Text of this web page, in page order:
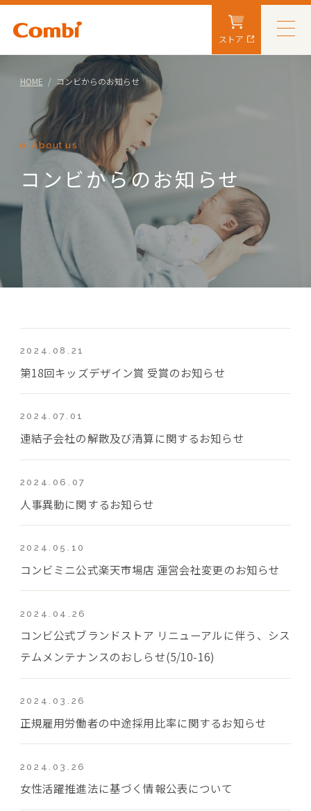
ストア
HOME コンビからのお知らせ
About us
コンビからのお知らせ
2024.08.21
第18回キッズデザイン賞 受賞のお知らせ
2024.07.01
連結子会社の解散及び清算に関するお知らせ
2024.06.07
人事異動に関するお知らせ
2024.05.10
コンビミニ公式楽天市場店 運営会社変更のお知らせ
2024.04.26
コンビ公式ブランドストア リニューアルに伴う、シス
テムメンテナンスのおしらせ(5/10-16)
2024.03.26
正規雇用労働者の中途採用比率に関するお知らせ
2024.03.26
女性活躍推進法に基づく情報公表について